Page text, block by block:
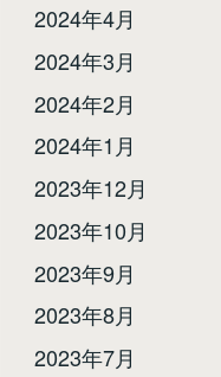
2024年4月
2024年3月
2024年2月
2024年1月
2023年12月
2023年10月
2023年9月
2023年8月
2023年7月